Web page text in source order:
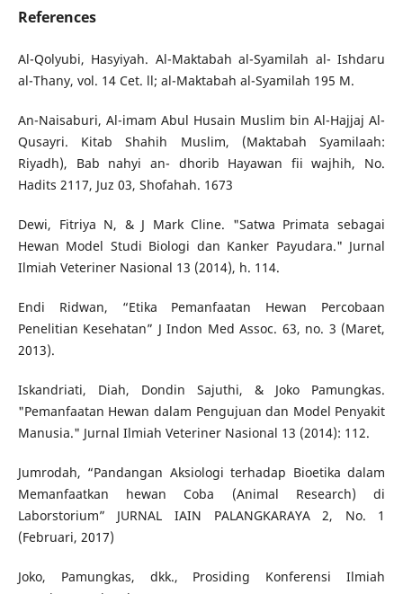
References
Al-Qolyubi, Hasyiyah. Al-Maktabah al-Syamilah al- Ishdaru
al-Thany, vol. 14 Cet. ll; al-Maktabah al-Syamilah 195 M.
An-Naisaburi, Al-imam Abul Husain Muslim bin Al-Hajjaj Al-
Qusayri. Kitab Shahih Muslim, (Maktabah Syamilaah:
Riyadh), Bab nahyi an- dhorib Hayawan fii wajhih, No.
Hadits 2117, Juz 03, Shofahah. 1673
Dewi, Fitriya N, & J Mark Cline. "Satwa Primata sebagai
Hewan Model Studi Biologi dan Kanker Payudara." Jurnal
Ilmiah Veteriner Nasional 13 (2014), h. 114.
Endi Ridwan, “Etika Pemanfaatan Hewan Percobaan
Penelitian Kesehatan” J Indon Med Assoc. 63, no. 3 (Maret,
2013).
Iskandriati, Diah, Dondin Sajuthi, & Joko Pamungkas.
"Pemanfaatan Hewan dalam Pengujuan dan Model Penyakit
Manusia." Jurnal Ilmiah Veteriner Nasional 13 (2014): 112.
Jumrodah, “Pandangan Aksiologi terhadap Bioetika dalam
Memanfaatkan hewan Coba (Animal Research) di
Laborstorium” JURNAL IAIN PALANGKARAYA 2, No. 1
(Februari, 2017)
Joko, Pamungkas, dkk., Prosiding Konferensi Ilmiah